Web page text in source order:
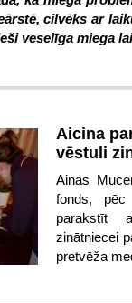
cilvēks ar
veselīga miega
Aicina
vēstuli
Ainas
fonds, pēc
parakstīt
zinātniecei
pretvēža